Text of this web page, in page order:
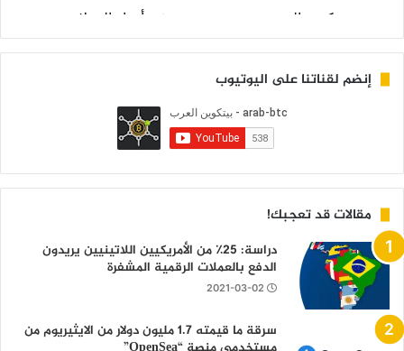
إنضم لقناتنا على اليوتيوب
مقالات قد تعجبك!
دراسة: 25٪ من الأمريكيين اللاتينيين يريدون
الدفع بالعملات الرقمية المشفرة
2021-03-02
سرقة ما قيمته 1.7 مليون دولار من الايثيريوم من